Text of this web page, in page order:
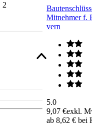
2
Mitnehmer f.
vern
5.0
9,07 €exkl.
ab 8,62 € bei